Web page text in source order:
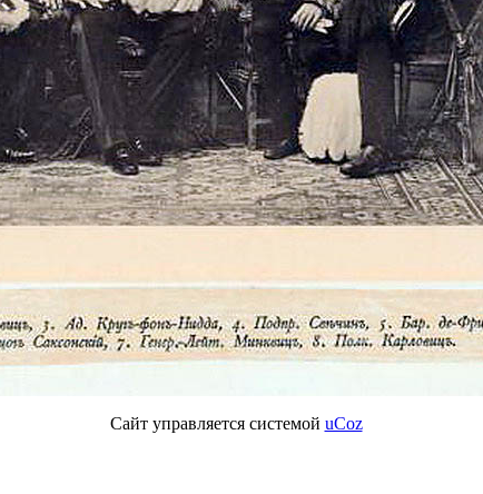
Сайт управляется системой uCoz